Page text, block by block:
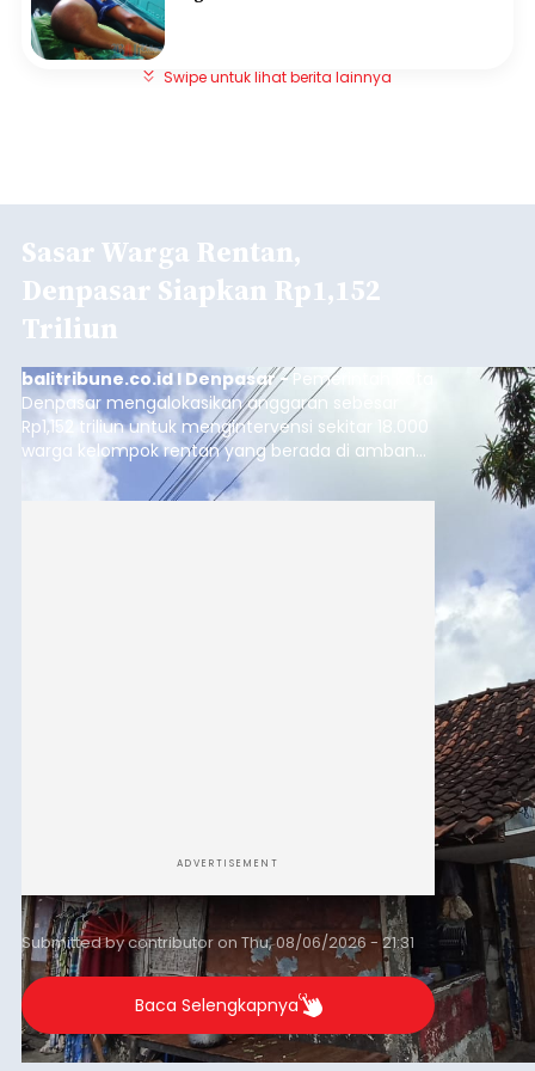
Swipe untuk lihat berita lainnya
Sasar Warga Rentan,
Denpasar Siapkan Rp1,152
Triliun
balitribune.co.id I Denpasar -Pemerintah Kota
Denpasar mengalokasikan anggaran sebesar
Rp1,152 triliun untuk mengintervensi sekitar 18.000
warga kelompok rentan yang berada di ambang
garis kemiskinan. Langkah strategis ini diambil
guna menjaga masyarakat yang berada pada
ADVERTISEMENT
Submitted bycontributoron Thu, 08/06/2026 - 21:31
Baca Selengkapnya